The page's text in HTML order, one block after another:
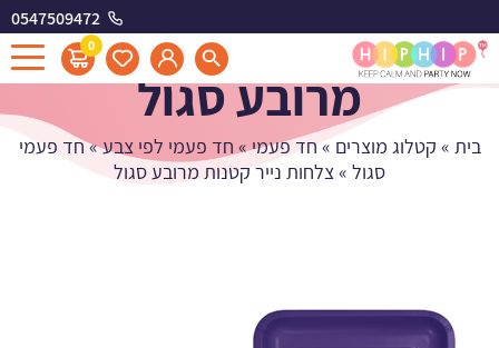
0547509472
0
צלחות נייר קטנות
מרובע סגול
בית » קטלוג מוצרים » חד פעמי» חד פעמי לפי צבע»חד פעמי
סגול »צלחות נייר קטנות מרובע סגול